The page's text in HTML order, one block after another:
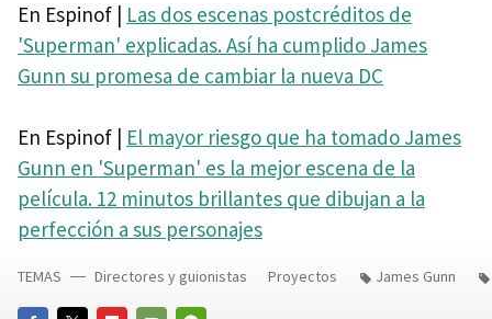
En Espinof | Las dos escenas postcréditos de
'Superman' explicadas. Así ha cumplido James
Gunn su promesa de cambiar la nueva DC
En Espinof | El mayor riesgo que ha tomado James
Gunn en 'Superman' es la mejor escena de la
película. 12 minutos brillantes que dibujan a la
perfección a sus personajes
TEMAS Directores y guionistas Proyectos James Gunn